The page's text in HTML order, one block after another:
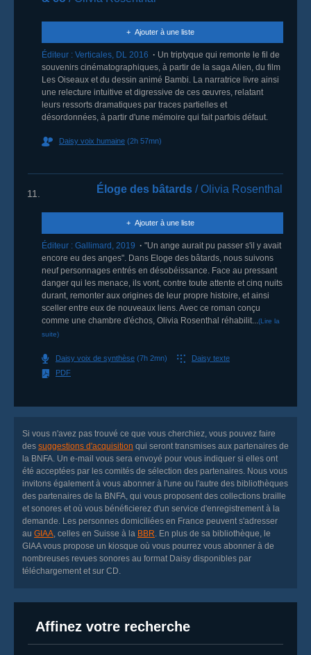
Ajouter à une liste
Éditeur : Verticales, DL 2016
Un triptyque qui remonte le fil de
souvenirs cinématographiques, à partir de la saga Alien, du film
Les Oiseaux et du dessin animé Bambi. La narratrice livre ainsi
une relecture intuitive et digressive de ces œuvres, relatant
leurs ressorts dramatiques par traces partielles et
désordonnées, à partir d'une mémoire qui fait parfois défaut.
Daisy voix humaine (2h 57mn)
11. Éloge des bâtards / Olivia Rosenthal
Ajouter à une liste
Éditeur : Gallimard , 2019
"Un ange aurait pu passer s'il y avait
encore eu des anges". Dans Eloge des bâtards, nous suivons
neuf personnages entrés en désobéissance. Face au pressant
danger qui les menace, ils vont, contre toute attente et cinq nuits
durant, remonter aux origines de leur propre histoire, et ainsi
sceller entre eux de nouveaux liens. Avec ce roman conçu
comme une chambre d'échos, Olivia Rosenthal réhabilit...(Lire la
suite)
Daisy voix de synthèse (7h 2mn)
Daisy texte
PDF
Si vous n'avez pas trouvé ce que vous cherchiez, vous pouvez faire
des suggestions d'acquisition qui seront transmises aux partenaires de
la BNFA. Un e-mail vous sera envoyé pour vous indiquer si elles ont
été acceptées par les comités de sélection des partenaires. Nous vous
invitons également à vous abonner à l'une ou l'autre des bibliothèques
des partenaires de la BNFA, qui vous proposent des collections braille
et sonores et où vous bénéficierez d'un service d'enregistrement à la
demande. Les personnes domiciliées en France peuvent s'adresser
au GIAA, celles en Suisse à la BBR. En plus de sa bibliothèque, le
GIAA vous propose un kiosque où vous pourrez vous abonner à de
nombreuses revues sonores au format Daisy disponibles par
téléchargement et sur CD.
Affinez votre recherche